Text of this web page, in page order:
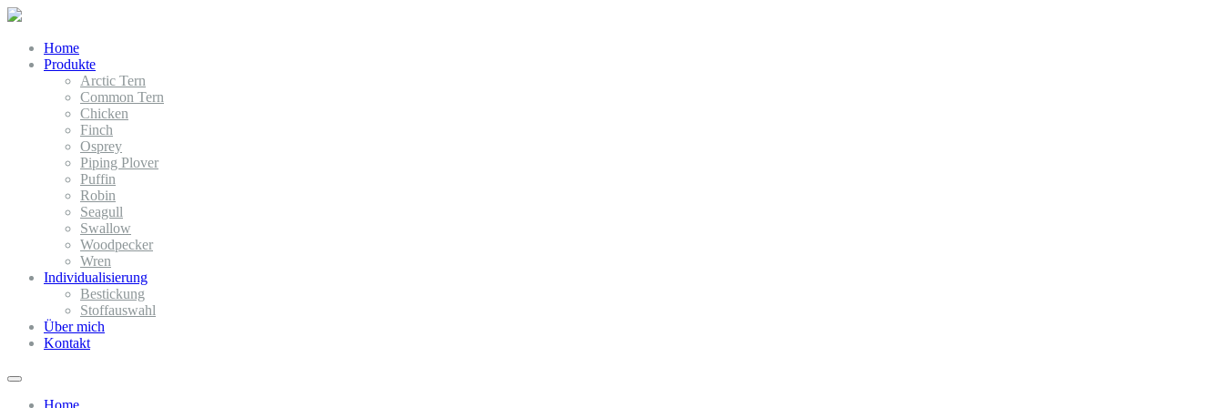
Home
Produkte
Arctic Tern
Common Tern
Chicken
Finch
Osprey
Piping Plover
Puffin
Robin
Seagull
Swallow
Woodpecker
Wren
Individualisierung
Bestickung
Stoffauswahl
Über mich
Kontakt
Home